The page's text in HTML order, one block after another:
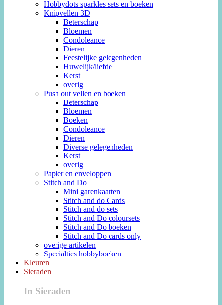
Hobbydots sparkles sets en boeken
Knipvellen 3D
Beterschap
Bloemen
Condoleance
Dieren
Feestelijke gelegenheden
Huwelijk/liefde
Kerst
overig
Push out vellen en boeken
Beterschap
Bloemen
Boeken
Condoleance
Dieren
Diverse gelegenheden
Kerst
overig
Papier en enveloppen
Stitch and Do
Mini garenkaarten
Stitch and do Cards
Stitch and do sets
Stitch and Do coloursets
Stitch and Do boeken
Stitch and Do cards only
overige artikelen
Specialties hobbyboeken
Kleuren
Sieraden
In Sieraden